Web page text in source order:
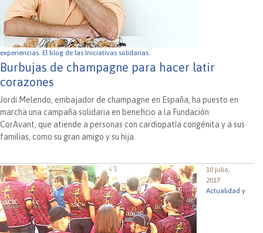
experiencias. El blog de las Iniciativas solidarias.
Burbujas de champagne para hacer latir
corazones
Jordi Melendo, embajador de champagne en España, ha puesto en
marcha una campaña solidaria en beneficio a la Fundación
CorAvant, que atiende a personas con cardiopatía congénita y a sus
familias, como su gran amigo y su hija.
10 julio,
2017
Actualidad y